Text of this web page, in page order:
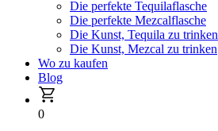
Die perfekte Tequilaflasche
Die perfekte Mezcalflasche
Die Kunst, Tequila zu trinken
Die Kunst, Mezcal zu trinken
Wo zu kaufen
Blog
0